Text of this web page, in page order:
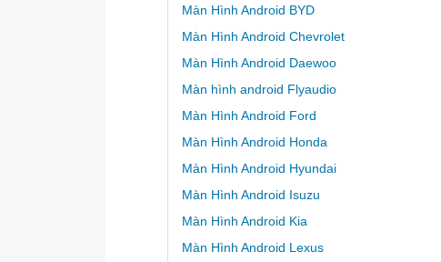
Màn Hình Android BYD
Màn Hình Android Chevrolet
Màn Hình Android Daewoo
Màn hình android Flyaudio
Màn Hình Android Ford
Màn Hình Android Honda
Màn Hình Android Hyundai
Màn Hình Android Isuzu
Màn Hình Android Kia
Màn Hình Android Lexus